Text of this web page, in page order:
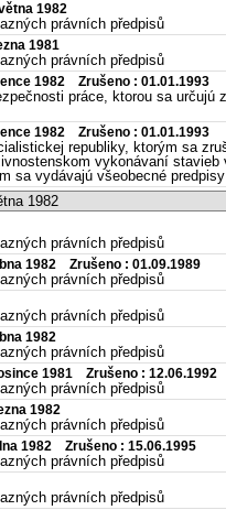
1982
právních předpisů
1981
právních předpisů
1982 Zrušeno : 01.01.1993
práce, ktorou sa
1982 Zrušeno : 01.01.1993
republiky, ktorým sa
vykonávaní
sa vydávajú všeobecné
1982
právních předpisů
1982 Zrušeno : 01.09.1989
právních předpisů
právních předpisů
1982
právních předpisů
1981 Zrušeno : 12.06.1992
právních předpisů
1982
právních předpisů
1982 Zrušeno : 15.06.1995
právních předpisů
právních předpisů